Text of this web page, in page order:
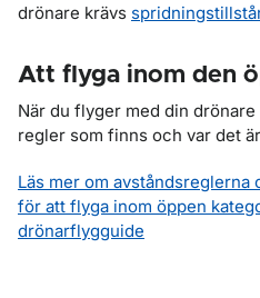
drönare krävs
Att flyga inom den
När du flyger med din
regler som finns och var det
Läs mer om
för att flyga inom öppen
drönarflygguide